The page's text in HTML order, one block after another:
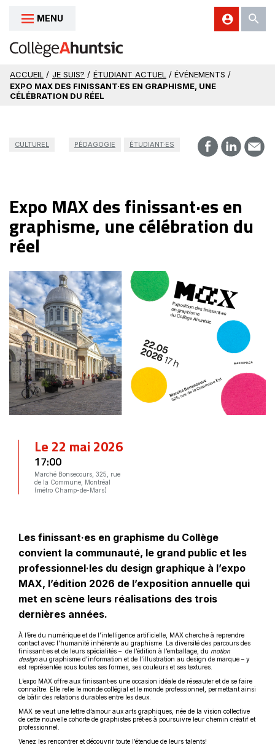
Aller au contenu
MENU
ACCUEIL / JE SUIS? / ÉTUDIANT ACTUEL
/ ÉVÉNEMENTS /
EXPO MAX DES FINISSANT·ES EN GRAPHISME, UNE
CÉLÉBRATION DU RÉEL
CULTUREL PÉDAGOGIE ÉTUDIANT·ES
Expo MAX des finissant·es en
graphisme, une célébration du
réel
Le 22 mai 2026
17:00
Marché Bonsecours, 325, rue
de la Commune, Montréal
(métro Champ-de-Mars)
Les finissant·es en graphisme du Collège
convient la communauté, le grand public et les
professionnel·les du design graphique à l’expo
MAX, l’édition 2026 de l’exposition annuelle qui
met en scène leurs réalisations des trois
dernières années.
À l’ère du numérique et de l’intelligence artificielle, MAX cherche à reprendre
contact avec l’humanité inhérente au graphisme. La diversité des parcours des
finissant·es et de leurs spécialités – de l’édition à l’emballage, du motion
design au graphisme d’information et de l’illustration au design de marque – y
est représentée sous toutes ses formes, ses couleurs et ses textures.
L’expo MAX offre aux finissant·es une occasion idéale de réseauter et de se faire
connaître. Elle relie le monde collégial et le monde professionnel, permettant ainsi
de bâtir des relations durables entre les deux.
MAX se veut une lettre d’amour aux arts graphiques, née de la vision collective
de cette nouvelle cohorte de graphistes prêt·es à poursuivre leur chemin créatif et
professionnel.
Venez les rencontrer et découvrir toute l’étendue de leurs talents!